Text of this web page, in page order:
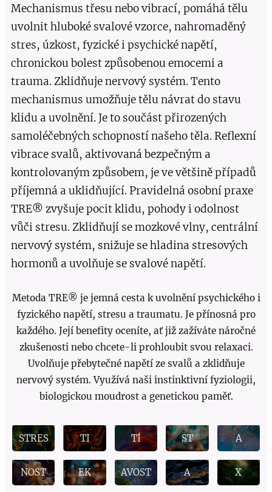
Mechanismus třesu nebo vibrací, pomáhá tělu
uvolnit hluboké svalové vzorce, nahromaděný
stres, úzkost, fyzické i psychické napětí,
chronickou bolest způsobenou emocemi a
trauma. Zklidňuje nervový systém. Tento
mechanismus umožňuje tělu návrat do stavu
klidu a uvolnění. Je to součást přirozených
samoléčebných schopností našeho těla. Reflexní
vibrace svalů, aktivovaná bezpečným a
kontrolovaným způsobem, je ve většině případů
příjemná a uklidňující. Pravidelná osobní praxe
TRE® zvyšuje pocit klidu, pohody i odolnost
vůči stresu. Zklidňují se mozkové vlny, centrální
nervový systém, snižuje se hladina stresových
hormonů a uvolňuje se svalové napětí.
Metoda TRE® je jemná cesta k uvolnění psychického i
fyzického napětí, stresu a traumatu. Je přínosná pro
každého. Její benefity oceníte, ať již zažíváte náročné
zkušenosti nebo chcete-li prohloubit svou relaxaci.
Uvolňuje přebytečné napětí ze svalů a zklidňuje
nervový systém. Využívá naši instinktivní fyziologii,
biologickou moudrost a genetickou paměť.
STRES
CHRO
TI
TÍ
ST
A
PODR
NOST
EK
AVOST
A
X